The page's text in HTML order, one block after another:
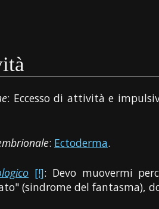
: Eccesso di attività e
: Ectoderma.
[!]: Devo muovermi
(sindrome del fantasma),